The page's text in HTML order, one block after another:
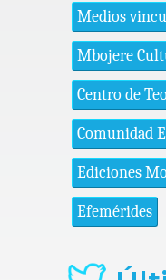
Medios
Mbojere
Centro de
Comunidad
Ediciones
Efemérides